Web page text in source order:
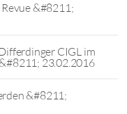
&#8211;
CIGL im
23.02.2016
&#8211;